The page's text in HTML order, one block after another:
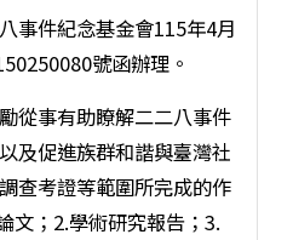
事件紀念基金會115年4月
號函辦理。
從事有助瞭解二二八事件
及促進族群和諧與臺灣社
查考證等範圍所完成的作
文；2.學術研究報告；3.